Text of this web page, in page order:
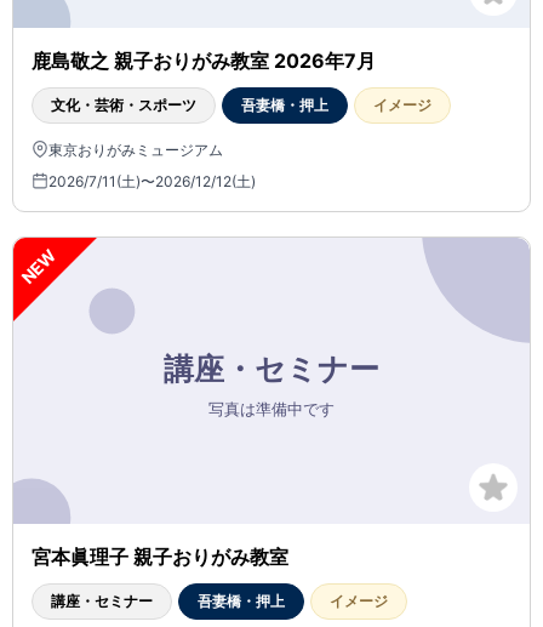
鹿島敬之 親子おりがみ教室 2026年7月
文化・芸術・スポーツ 吾妻橋・押上 イメージ
東京おりがみミュージアム
2026/7/11(土)〜2026/12/12(土)
NEW
宮本眞理子 親子おりがみ教室
講座・セミナー 吾妻橋・押上 イメージ